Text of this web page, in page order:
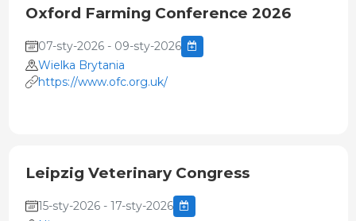
Oxford Farming Conference 2026
07-sty-2026 - 09-sty-2026
Wielka Brytania
https://www.ofc.org.uk/
Leipzig Veterinary Congress
15-sty-2026 - 17-sty-2026